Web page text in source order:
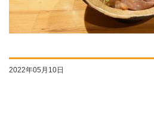
2022年05月10日